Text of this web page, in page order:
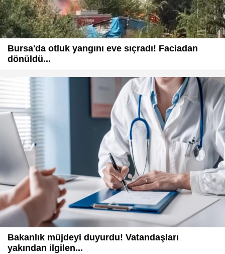
Bursa'da otluk yangını eve sıçradı! Faciadan
dönüldü...
Bakanlık müjdeyi duyurdu! Vatandaşları
yakından ilgilen...